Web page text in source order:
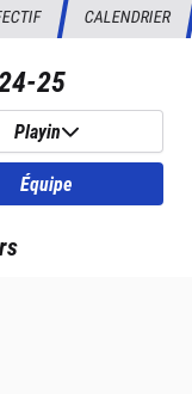
CALENDRIER
25
Playin
Équipe